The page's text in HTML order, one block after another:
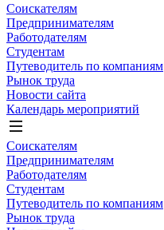
Соискателям
Предпринимателям
Работодателям
Студентам
Путеводитель по компаниям
Рынок труда
Новости сайта
Календарь мероприятий
Соискателям
Предпринимателям
Работодателям
Студентам
Путеводитель по компаниям
Рынок труда